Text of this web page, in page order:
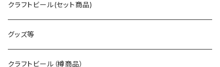
クラフトビール(セット商品)
グッズ等
クラフトビール（樽商品）